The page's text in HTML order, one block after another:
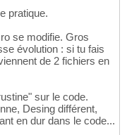
pratique.
se modifie. Gros
évolution : si tu fais
de 2 fichiers en
sur le code.
Desing différent,
en dur dans le code...